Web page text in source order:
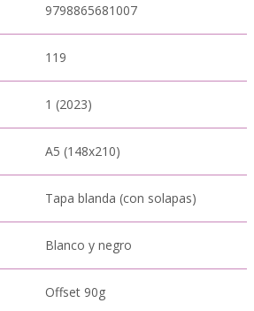
9798865681007
119
1 (2023)
A5 (148x210)
Tapa blanda (con solapas)
Blanco y negro
Offset 90g